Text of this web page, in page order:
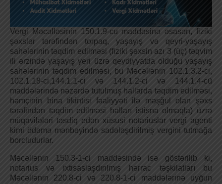
Vergi Məcəlləsinin 150.1.9-cu maddəsinə əsasən, fiziki
şəxslər tərəfindən torpaq, yaşayış və qeyri-yaşayış
sahələrinin təqdim edilməsi (fiziki şəxsin azı 3 (üç) təqvim
ili ərzində yaşayış yeri üzrə qeydiyyatda olduğu yaşayış
sahələrinin təqdim edilməsi, bu Məcəllənin 102.1.3.2-ci,
102.1.18-ci,144.1.1-ci və 144.1.2-ci və 144.1.4-cü
maddələrində nəzərdə tutulmuş hallarda təqdim edilməsi,
həmçinin bina tikintisi fəaliyyəti ilə məşğul olan şəxs
tərəfindən təqdim edilməsi halları istisna olmaqla) üzrə
müqavilələri təsdiq edən xüsusi notariuslar vergi agenti
kimi ödəmə mənbəyində sadələşdirilmiş vergini tutmağa
borcludurlar.
Məcəllənin 150.3-1-ci maddəsində isə göstərilib ki,
notarius və ixtisaslaşdırılmış hərrac təşkilatları bu
Məcəllənin 220.8-ci və 220.8-1-ci maddələrinə uyğun